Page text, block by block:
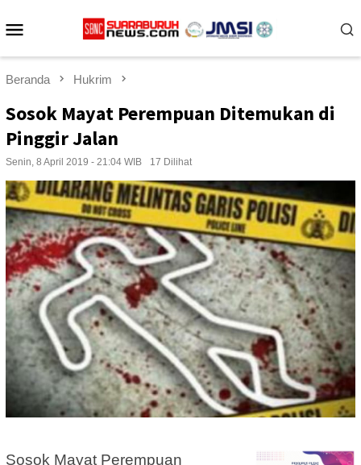
ke
Beranda Hukrim
Sosok Mayat Perempuan Ditemukan di
Pinggir Jalan
Senin, 8 April 2019 - 21:04 WIB 17 Dilihat
Sosok Mayat Perempuan